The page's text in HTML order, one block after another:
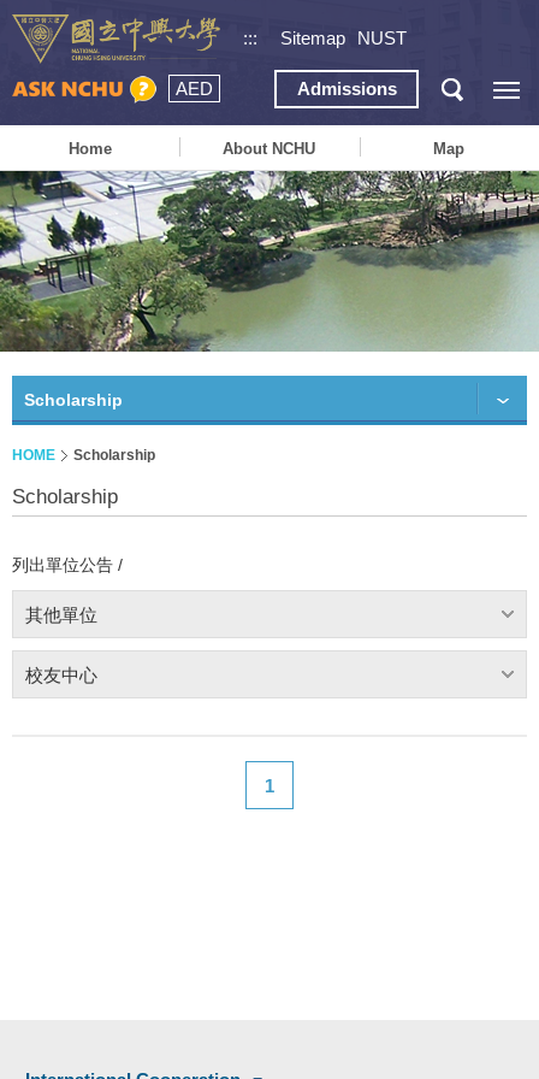
::: Sitemap NUST
AED Admissions
Home About NCHU Map
Scholarship
HOME Scholarship
Scholarship
列出單位公告 /
其他單位
校友中心
1